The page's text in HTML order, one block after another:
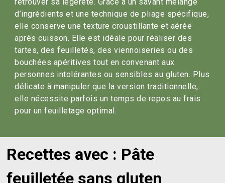
d’ingrédients et une technique de pliage spécifique,
elle conserve une texture croustillante et aérée
après cuisson. Elle est idéale pour réaliser des
tartes, des feuilletés, des viennoiseries ou des
bouchées apéritives tout en convenant aux
personnes intolérantes ou sensibles au gluten. Plus
délicate à manipuler que la version traditionnelle,
elle nécessite parfois un temps de repos au frais
pour un feuilletage optimal.
Recettes avec : Pâte
feuilletée sans gluten